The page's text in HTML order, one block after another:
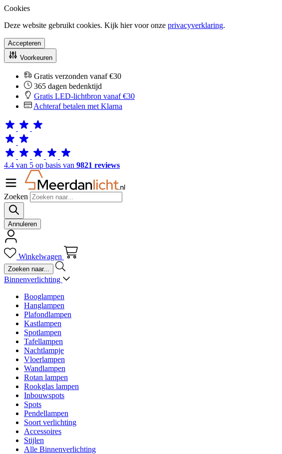
Cookies
Deze website gebruikt cookies. Kijk hier voor onze privacyverklaring.
Accepteren
Voorkeuren
Gratis verzonden vanaf €30
365 dagen bedenktijd
Gratis LED-lichtbron vanaf €30
Achteraf betalen met Klarna
4.4 van 5 op basis van 9821 reviews
Zoeken
Annuleren
Winkelwagen
Binnenverlichting
Booglampen
Hanglampen
Plafondlampen
Kastlampen
Spotlampen
Tafellampen
Nachtlampje
Vloerlampen
Wandlampen
Rotan lampen
Rookglas lampen
Inbouwspots
Spots
Pendellampen
Soort verlichting
Accessoires
Stijlen
Alle Binnenverlichting